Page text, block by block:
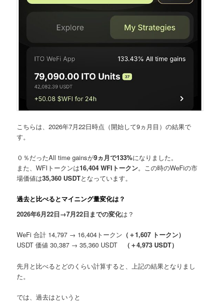
こちらは、2026年7月22日時点（開始して9ヵ月目）の結果で
す。
０％だったAll time gainsが9ヵ月で133%になりました。
また、WFIトークンは16,404 WFIトークン。この時のWeFiの市
場価値は35,360 USDTとなっています。
過去と比べるとマイニング量変化は？
2026年6月22日→7月22日までの変化は？
WeFi 合計 14,797 → 16,404トークン （ ＋1,607 トークン）
USDT 価値 30,387 → 35,360 USDT
（＋4,973 USDT）
先月と比べるとどのくらい計算すると、上記の結果となりまし
た。
では、過去はというと